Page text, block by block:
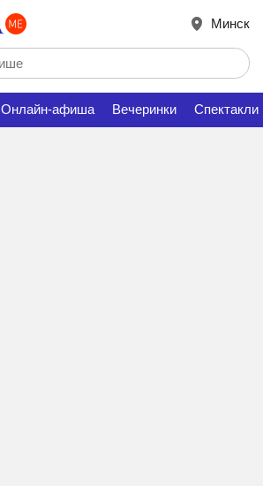
Минск
Онлайн-афиша Вечеринки Спектакли